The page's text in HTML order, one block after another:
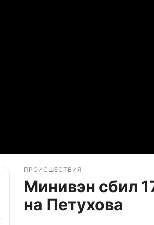
ПРОИСШЕСТВИЯ
Минивэн сбил
на Петухова